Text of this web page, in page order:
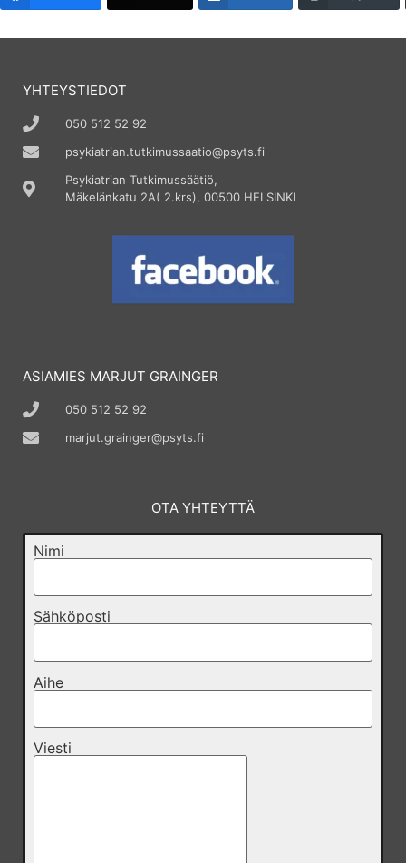
YHTEYSTIEDOT
050 512 52 92
psykiatrian.tutkimussaatio@psyts.fi
Psykiatrian Tutkimussäätiö,
Mäkelänkatu 2A( 2.krs), 00500 HELSINKI
ASIAMIES MARJUT GRAINGER
050 512 52 92
marjut.grainger@psyts.fi
OTA YHTEYTTÄ
Nimi
Sähköposti
Aihe
Viesti